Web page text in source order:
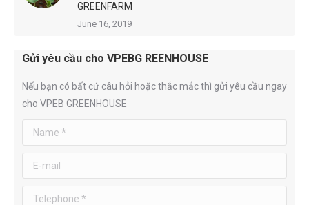
GREENFARM
June 16, 2019
Gửi yêu cầu cho VPEBG REENHOUSE
Nếu bạn có bất cứ câu hỏi hoặc thắc mắc thì gửi yêu cầu ngay
cho VPEB GREENHOUSE
Name *
E-mail
Telephone *